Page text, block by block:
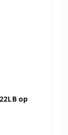
ор